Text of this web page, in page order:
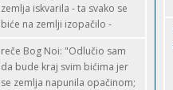
zemlja iskvarila - ta svako se
biće na zemlji izopačilo -
reče Bog Noi: "Odlučio sam
da bude kraj svim bićima jer
se zemlja napunila opačinom;